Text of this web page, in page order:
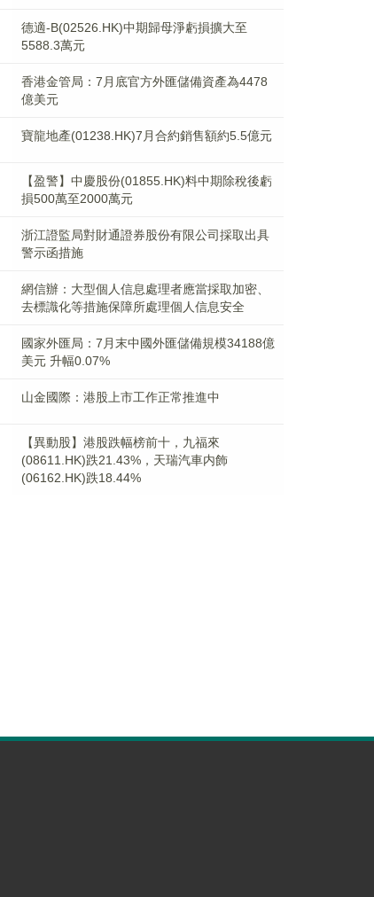
德適-B(02526.HK)中期歸母淨虧損擴大至
5588.3萬元
香港金管局：7月底官方外匯儲備資產為4478
億美元
寶龍地產(01238.HK)7月合約銷售額約5.5億元
【盈警】中慶股份(01855.HK)料中期除稅後虧
損500萬至2000萬元
浙江證監局對財通證券股份有限公司採取出具
警示函措施
網信辦：大型個人信息處理者應當採取加密、
去標識化等措施保障所處理個人信息安全
國家外匯局：7月末中國外匯儲備規模34188億
美元 升幅0.07%
山金國際：港股上市工作正常推進中
【異動股】港股跌幅榜前十，九福來
(08611.HK)跌21.43%，天瑞汽車内飾
(06162.HK)跌18.44%